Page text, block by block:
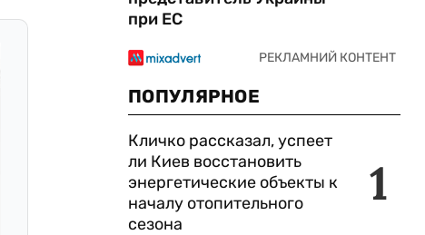
при ЕС
ПОПУЛЯРНОЕ
1
Кличко рассказал, успеет
ли Киев восстановить
энергетические объекты к
началу отопительного
сезона